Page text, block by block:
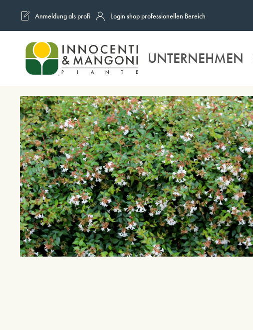
Skip to main content
Anmeldung als profi Login shop professionellen Bereich
UNTERNEHMEN